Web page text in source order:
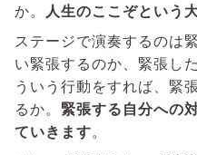
か。 人生のここぞという
ステージで演奏するのは
い緊張するのか、緊張し
ういう行動をすれば、緊
るか。 緊張する自分への
ていきます。